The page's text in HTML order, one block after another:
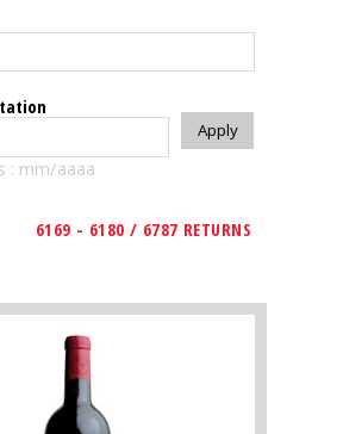
: mm/aaaa
6169 - 6180 / 6787 RETURNS